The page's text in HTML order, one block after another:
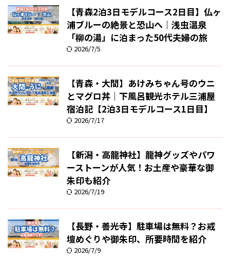
【青森2泊3日モデルコース2日目】仏ヶ
浦ブルーの絶景と恐山へ｜浅虫温泉
「柳の湯」に泊まった50代夫婦の旅
2026/7/5
【青森・大間】あけみちゃん号のウニ
とマグロ丼｜下風呂観光ホテル三浦屋
宿泊記【2泊3日モデルコース1日目】
2026/7/17
【新潟・高龍神社】龍神グッズやパワ
ーストーンが人気！お土産や豪華な御
朱印も紹介
2026/7/19
【長野・善光寺】駐車場は無料？お戒
壇めぐりや御朱印、所要時間を紹介
2026/7/9